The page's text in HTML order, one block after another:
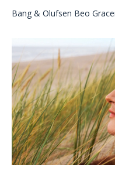
Bang & Olufsen Beo